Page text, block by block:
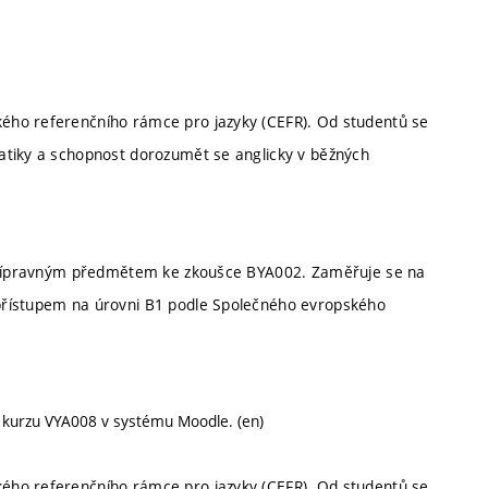
referenčního rámce pro jazyky (CEFR). Od studentů se
a schopnost dorozumět se anglicky v běžných
předmětem ke zkoušce BYA002. Zaměřuje se na
na úrovni B1 podle Společného evropského
VYA008 v systému Moodle. (en)